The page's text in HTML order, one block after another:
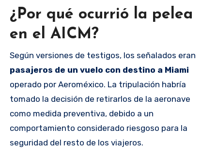
¿Por qué ocurrió la pelea
en el AICM?
Según versiones de testigos, los señalados eran
pasajeros de un vuelo con destino a Miami
operado por Aeroméxico. La tripulación habría
tomado la decisión de retirarlos de la aeronave
como medida preventiva, debido a un
comportamiento considerado riesgoso para la
seguridad del resto de los viajeros.